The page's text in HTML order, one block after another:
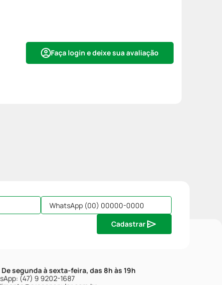
Faça login e deixe sua avaliação
Cadastrar
De segunda à sexta-feira, das 8h às 19h
(47) 9 9202-1687